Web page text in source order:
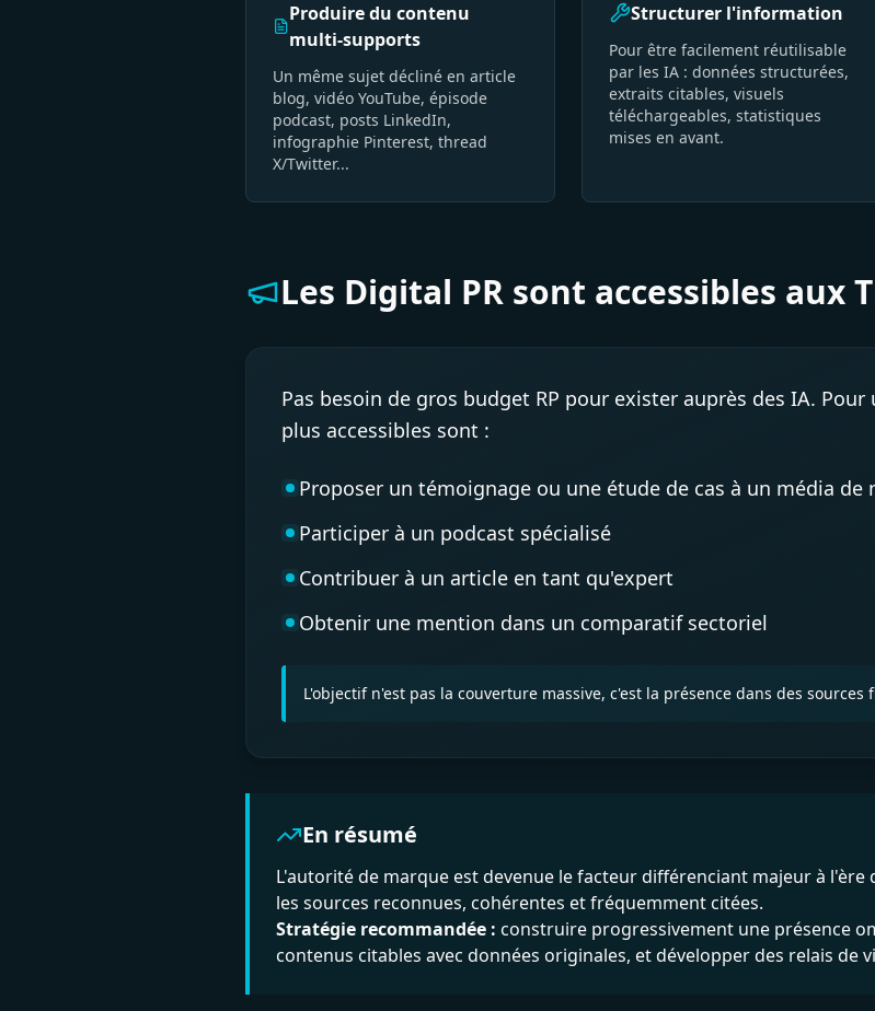
Produire du contenu
multi-supports
Un même sujet décliné en article
blog, vidéo YouTube, épisode
podcast, posts LinkedIn,
infographie Pinterest, thread
X/Twitter...
Structurer l'information
Pour être facilement réutilisable
par les IA : données structurées,
extraits citables, visuels
téléchargeables, statistiques
mises en avant.
Les Digital PR sont accessibles aux
Pas besoin de gros budget RP pour exister auprès des IA. Pour
plus accessibles sont :
Proposer un témoignage ou une étude de cas à un média de
Participer à un podcast spécialisé
Contribuer à un article en tant qu'expert
Obtenir une mention dans un comparatif sectoriel
L'objectif n'est pas la couverture massive, c'est la présence dans des
En résumé
L'autorité de marque est devenue le facteur différenciant majeur à l'ère
les sources reconnues, cohérentes et fréquemment citées.
Stratégie recommandée : construire progressivement une présence
contenus citables avec données originales, et développer des relais de